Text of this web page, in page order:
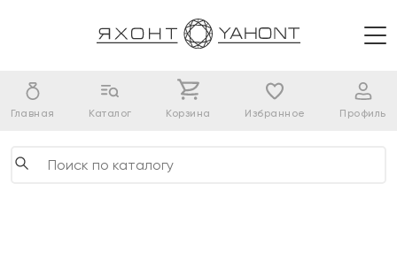
Главная Каталог Корзина Избранное Профиль